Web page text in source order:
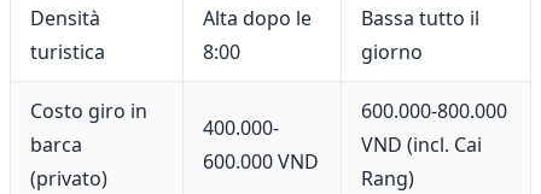
Densità
turistica
Alta dopo le
8:00
Bassa tutto il
giorno
Costo giro in
barca
(privato)
400.000-
600.000 VND
600.000-800.000
VND (incl. Cai
Rang)